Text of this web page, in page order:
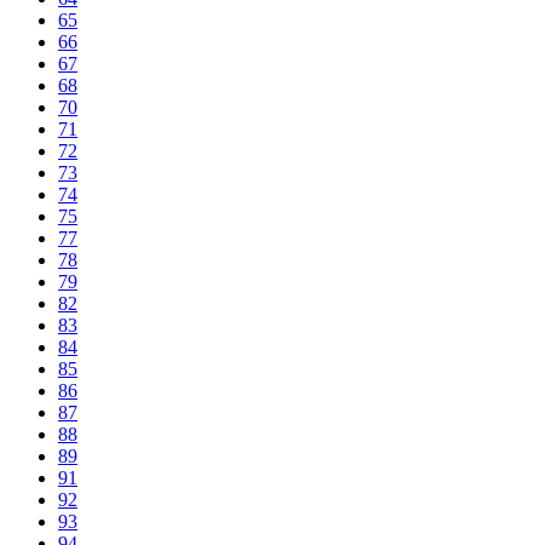
65
66
67
68
70
71
72
73
74
75
77
78
79
82
83
84
85
86
87
88
89
91
92
93